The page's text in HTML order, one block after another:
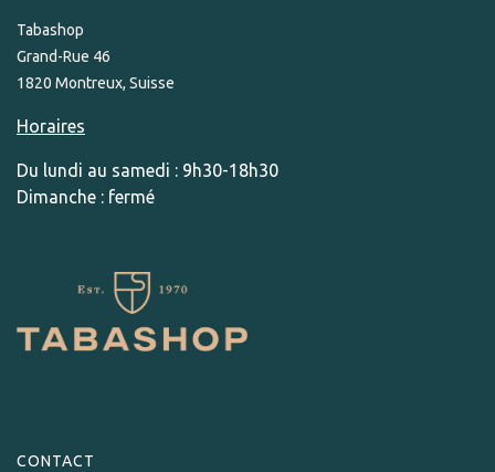
Tabashop
Grand-Rue 46
1820 Montreux, Suisse
Horaires
Du lundi au samedi : 9h30-18h30
Dimanche : fermé
CONTACT